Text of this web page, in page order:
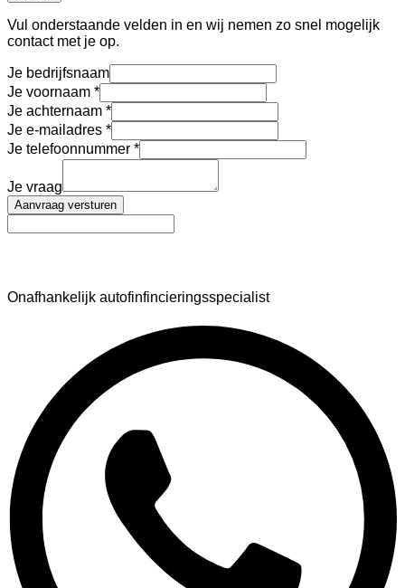
Vul onderstaande velden in en wij nemen zo snel mogelijk
contact met je op.
Je bedrijfsnaam
Je voornaam
Je achternaam
Je e-mailadres
Je telefoonnummer
Je vraag
Aanvraag versturen
Onafhankelijk autofinfincieringsspecialist